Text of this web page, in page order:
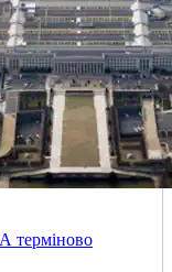
терміново